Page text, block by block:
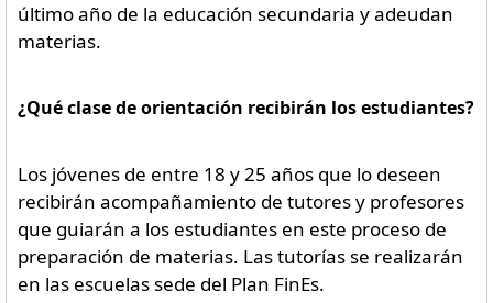
último año de la educación secundaria y adeudan
materias.
¿Qué clase de orientación recibirán los estudiantes?
Los jóvenes de entre 18 y 25 años que lo deseen
recibirán acompañamiento de tutores y profesores
que guiarán a los estudiantes en este proceso de
preparación de materias. Las tutorías se realizarán
en las escuelas sede del Plan FinEs.